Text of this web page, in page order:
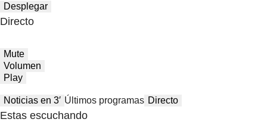
Desplegar
Directo
Mute
Volumen
Play
Noticias en 3′ Últimos programas Directo
Estas escuchando